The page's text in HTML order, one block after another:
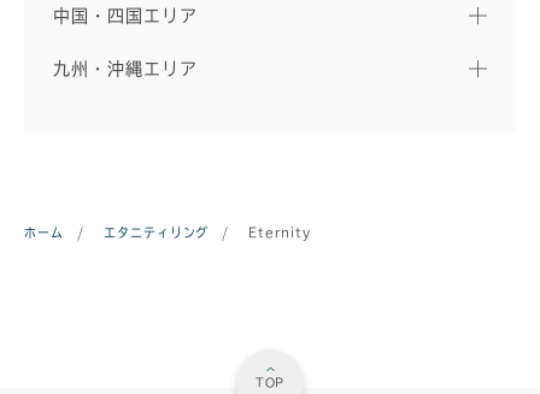
中国・四国エリア
九州・沖縄エリア
ホーム / エタニティリング / Eternity
TOP